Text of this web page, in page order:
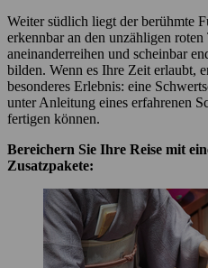
Weiter südlich liegt der berühmte
erkennbar an den unzähligen
aneinanderreihen und scheinbar
bilden. Wenn es Ihre Zeit erlaubt,
besonderes Erlebnis: eine
unter Anleitung eines erfahrenen
fertigen können.
Bereichern Sie Ihre Reise mit
Zusatzpakete: